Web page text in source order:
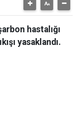
hastalığı
yasaklandı.